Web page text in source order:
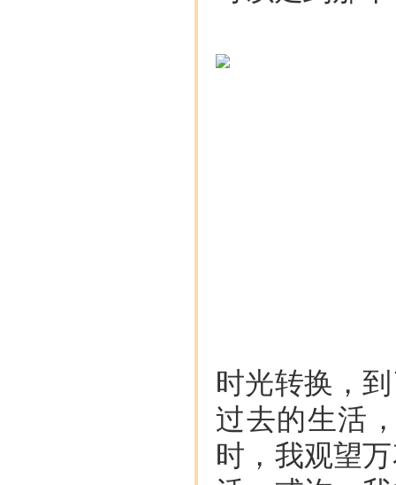
时光转换，
过去的生活
时，我观望